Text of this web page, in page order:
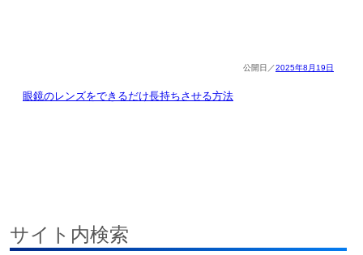
2025年8月19日
眼鏡のレンズをできるだけ長持ちさせる方法
サイト内検索